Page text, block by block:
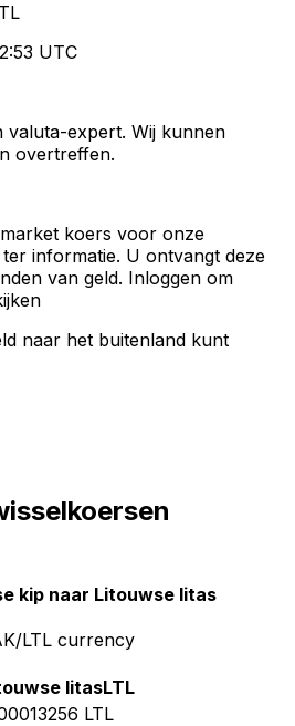
UTC
valuta-expert. Wij kunnen
overtreffen.
koers voor onze
informatie. U ontvangt deze
van geld. Inloggen om
naar het buitenland kunt
kip naar Litouwse litas
LTL currency
litasLTL
LTL